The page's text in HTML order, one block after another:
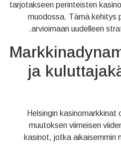
tarjotakseen perinteisten
muodossa. Tämä kehitys
arvioimaan uudelleen
ja
Helsingin
muutoksen viimeisen
kasinot, jotka aikaisemmin